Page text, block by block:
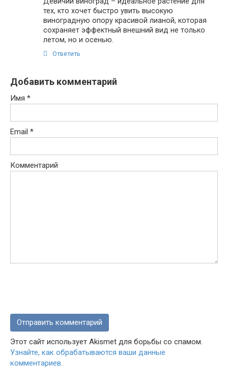
тех, кто хочет быстро увить высокую
виноградную опору красивой лианой, которая
сохраняет эффектный внешний вид не только
летом, но и осенью.
Ответить
Добавить комментарий
Имя *
Email *
Комментарий
Этот сайт использует Akismet для борьбы со спамом.
Узнайте, как обрабатываются ваши данные
комментариев.